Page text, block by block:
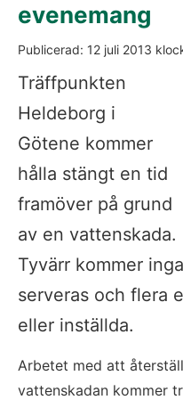
evenemang
Publicerad: 12 juli 2013
Träffpunkten
Heldeborg i
Götene kommer
hålla stängt en tid
framöver på grund
av en vattenskada.
Tyvärr kommer
serveras och flera
eller inställda.
Arbetet med att
vattenskadan kommer